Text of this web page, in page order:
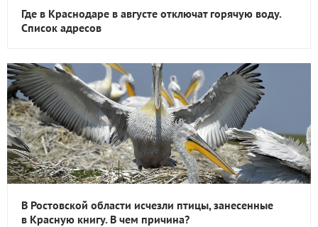
Где в Краснодаре в августе отключат горячую воду.
Список адресов
В Ростовской области исчезли птицы, занесенные
в Красную книгу. В чем причина?